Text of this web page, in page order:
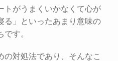
トがうまくいかなくて心が
る」といったあまり意味の
す。
の対処法であり、そんなこ